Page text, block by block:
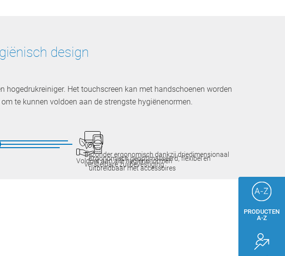
PRODUCTEN
A-Z
design
hogedrukreiniger. Het touchscreen kan met handschoenen worden
te kunnen voldoen aan de strengste hygiënenormen.
Bijzonder ergonomisch dankzij driedimensionaal
verstelbare zuilbevestiging
Ergonomisch geoptimaliseerd, flexibel en
uitbreidbaar met accessoires
Voldoet aan alle hygiënenormen